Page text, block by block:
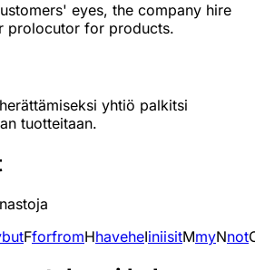
eyes, the company hire
prolocutor for products.
yhtiö palkitsi
tuotteitaan.
butFforfromHhaveheIiniisitMmyNnot